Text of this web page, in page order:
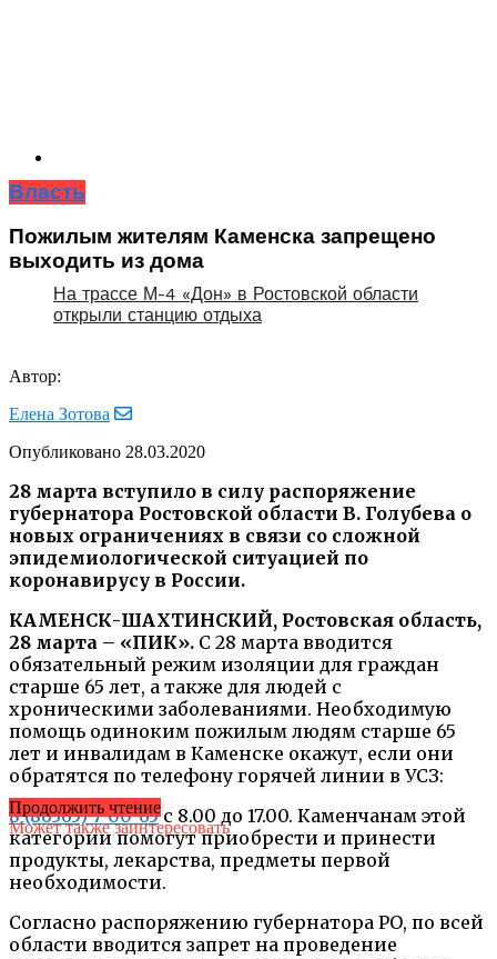
На трассе М-4 «Дон» в Ростовской области
открыли станцию отдыха
Власть
Пожилым жителям Каменска запрещено
выходить из дома
Автор:
Елена Зотова
Опубликовано 28.03.2020
28 марта вступило в силу распоряжение
губернатора Ростовской области В. Голубева о
новых ограничениях в связи со сложной
эпидемиологической ситуацией по
коронавирусу в России.
КАМЕНСК-ШАХТИНСКИЙ, Ростовская область,
28 марта – «ПИК». С 28 марта вводится
обязательный режим изоляции для граждан
старше 65 лет, а также для людей с
хроническими заболеваниями. Необходимую
помощь одиноким пожилым людям старше 65
лет и инвалидам в Каменске окажут, если они
обратятся по телефону горячей линии в УСЗ:
8 (86365) 7-00-65с 8.00 до 17.00. Каменчанам этой
категории помогут приобрести и принести
продукты, лекарства, предметы первой
необходимости.
Согласно распоряжению губернатора РО, по всей
области вводится запрет на проведение
Продолжить чтение
Может также заинтересовать